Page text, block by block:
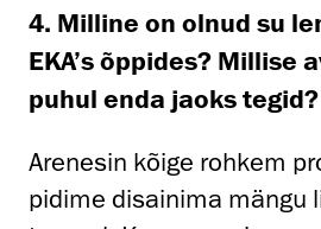
4. Milline on olnud su
EKA’s õppides? Millise
puhul enda jaoks tegid?
Arenesin kõige rohkem
pidime disainima mängu